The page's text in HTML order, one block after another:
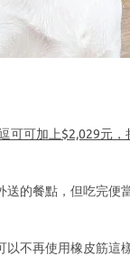
可可加上$2,029元
的餐點，但吃完
不再使用橡皮筋